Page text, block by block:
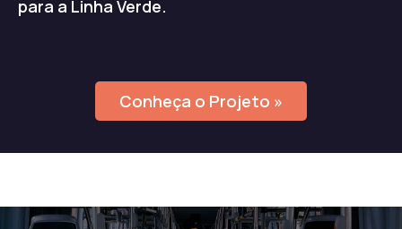
para a Linha Verde.
Conheça o Projeto »